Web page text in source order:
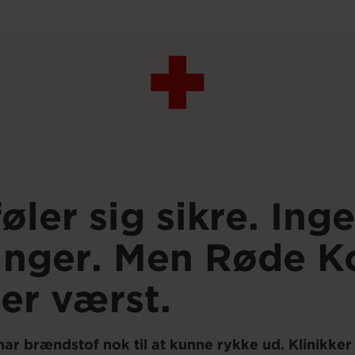
sig sikre.
Men Røde
værst.
brændstof nok til at kunne rykke ud.